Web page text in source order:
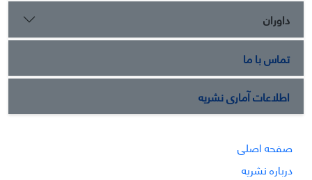
داوران
تماس با ما
اطلاعات آماری نشریه
صفحه اصلی
درباره نشریه